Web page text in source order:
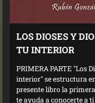
LOS DIOSES Y
TU INTERIOR
PRIMERA PARTE "Los
interior" se estructura
presente libro la
te ayuda a conocerte a